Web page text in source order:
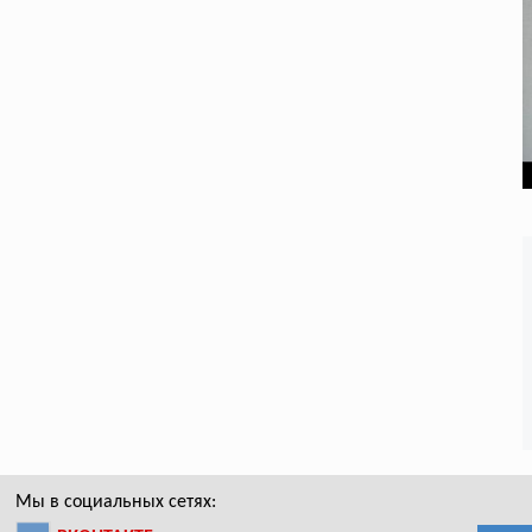
Мы в социальных сетях: